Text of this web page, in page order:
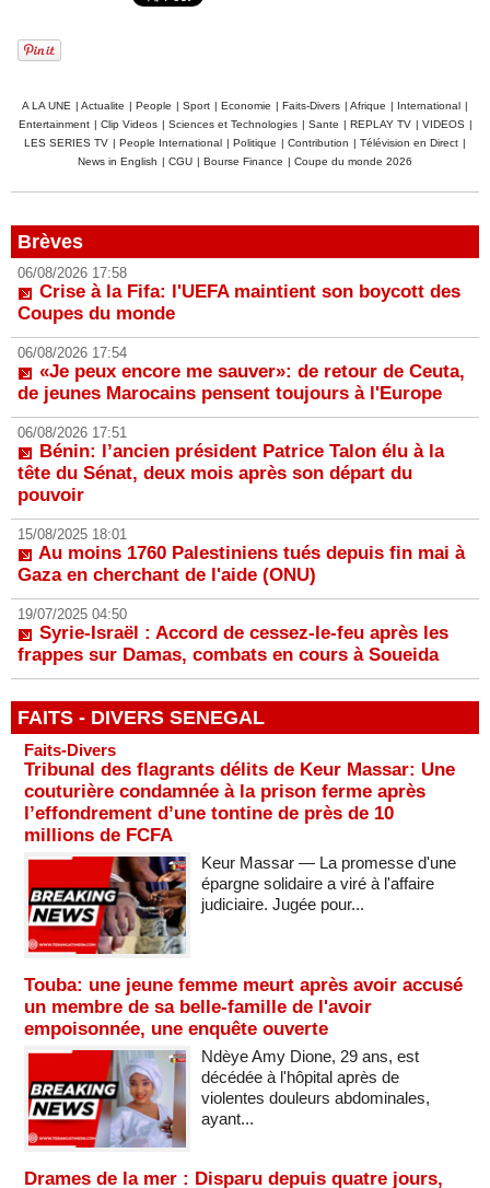
A LA UNE | Actualite | People | Sport | Economie | Faits-Divers | Afrique | International |
Entertainment | Clip Videos | Sciences et Technologies | Sante | REPLAY TV | VIDEOS |
LES SERIES TV | People International | Politique | Contribution | Télévision en Direct |
News in English | CGU | Bourse Finance | Coupe du monde 2026
Brèves
06/08/2026 17:58
Crise à la Fifa: l'UEFA maintient son boycott des
Coupes du monde
06/08/2026 17:54
«Je peux encore me sauver»: de retour de Ceuta,
de jeunes Marocains pensent toujours à l'Europe
06/08/2026 17:51
Bénin: l’ancien président Patrice Talon élu à la
tête du Sénat, deux mois après son départ du
pouvoir
15/08/2025 18:01
Au moins 1760 Palestiniens tués depuis fin mai à
Gaza en cherchant de l'aide (ONU)
19/07/2025 04:50
Syrie-Israël : Accord de cessez-le-feu après les
frappes sur Damas, combats en cours à Soueida
FAITS - DIVERS SENEGAL
Faits-Divers
Tribunal des flagrants délits de Keur Massar: Une
couturière condamnée à la prison ferme après
l’effondrement d’une tontine de près de 10
millions de FCFA
Keur Massar — La promesse d'une
épargne solidaire a viré à l'affaire
judiciaire. Jugée pour...
Touba: une jeune femme meurt après avoir accusé
un membre de sa belle-famille de l'avoir
empoisonnée, une enquête ouverte
Ndèye Amy Dione, 29 ans, est
décédée à l'hôpital après de
violentes douleurs abdominales,
ayant...
Drames de la mer : Disparu depuis quatre jours,